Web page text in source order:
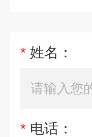
* 姓名：
* 电话：